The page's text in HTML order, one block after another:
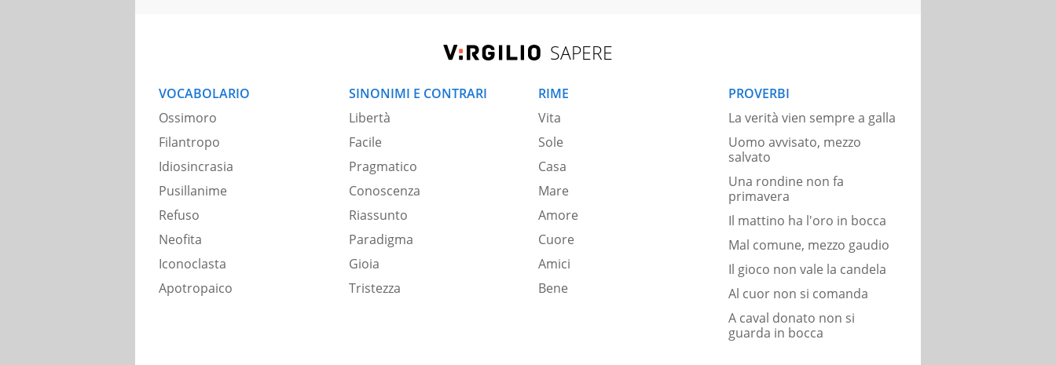
SAPERE
VOCABOLARIO
Ossimoro
Filantropo
Idiosincrasia
Pusillanime
Refuso
Neofita
Iconoclasta
Apotropaico
SINONIMI E CONTRARI
Libertà
Facile
Pragmatico
Conoscenza
Riassunto
Paradigma
Gioia
Tristezza
RIME
Vita
Sole
Casa
Mare
Amore
Cuore
Amici
Bene
PROVERBI
La verità vien sempre a galla
Uomo avvisato, mezzo
salvato
Una rondine non fa
primavera
Il mattino ha l'oro in bocca
Mal comune, mezzo gaudio
Il gioco non vale la candela
Al cuor non si comanda
A caval donato non si
guarda in bocca